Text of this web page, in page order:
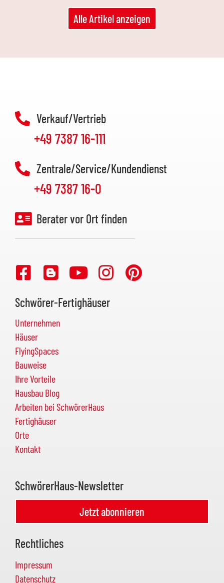
Alle Artikel anzeigen
Verkauf/Vertrieb
+49 7387 16-111
Zentrale/Service/Kundendienst
+49 7387 16-0
Berater vor Ort finden
Schwörer-Fertighäuser
Unternehmen
Häuser
FlyingSpaces
Bauweise
Ihre Vorteile
Hausbau Blog
Arbeiten bei SchwörerHaus
Fertighäuser
Orte
Kontakt
SchwörerHaus-Newsletter
Jetzt abonnieren
Rechtliches
Impressum
Datenschutz